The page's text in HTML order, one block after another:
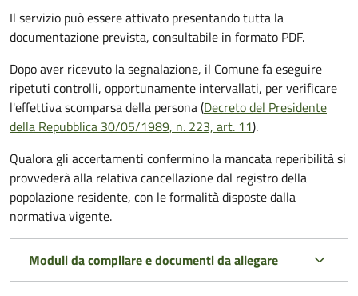
Il servizio può essere attivato presentando tutta la
documentazione prevista, consultabile in formato PDF.
Dopo aver ricevuto la segnalazione, il Comune fa eseguire
ripetuti controlli, opportunamente intervallati, per verificare
l'effettiva scomparsa della persona (Decreto del Presidente
della Repubblica 30/05/1989, n. 223, art. 11).
Qualora gli accertamenti confermino la mancata reperibilità si
provvederà alla relativa cancellazione dal registro della
popolazione residente, con le formalità disposte dalla
normativa vigente.
Moduli da compilare e documenti da allegare